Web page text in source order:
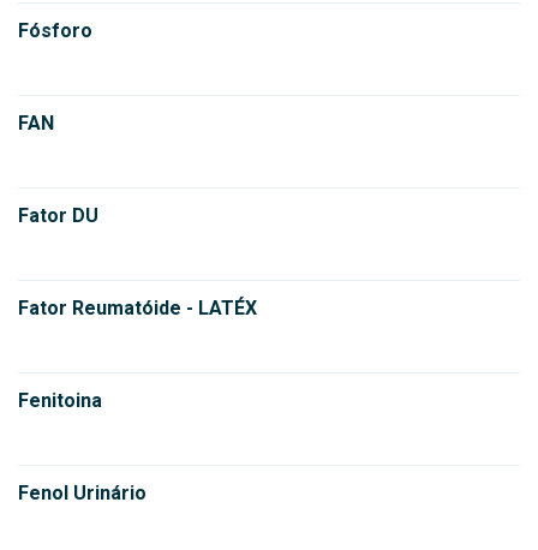
Fósforo
FAN
Fator DU
Fator Reumatóide - LATÉX
Fenitoina
Fenol Urinário